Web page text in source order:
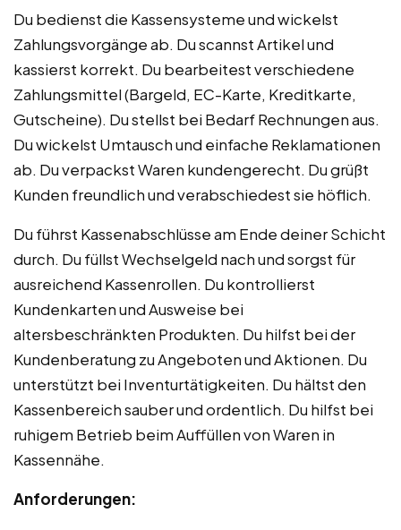
Du bedienst die Kassensysteme und wickelst
Zahlungsvorgänge ab. Du scannst Artikel und
kassierst korrekt. Du bearbeitest verschiedene
Zahlungsmittel (Bargeld, EC-Karte, Kreditkarte,
Gutscheine). Du stellst bei Bedarf Rechnungen aus.
Du wickelst Umtausch und einfache Reklamationen
ab. Du verpackst Waren kundengerecht. Du grüßt
Kunden freundlich und verabschiedest sie höflich.
Du führst Kassenabschlüsse am Ende deiner Schicht
durch. Du füllst Wechselgeld nach und sorgst für
ausreichend Kassenrollen. Du kontrollierst
Kundenkarten und Ausweise bei
altersbeschränkten Produkten. Du hilfst bei der
Kundenberatung zu Angeboten und Aktionen. Du
unterstützt bei Inventurtätigkeiten. Du hältst den
Kassenbereich sauber und ordentlich. Du hilfst bei
ruhigem Betrieb beim Auffüllen von Waren in
Kassennähe.
Anforderungen: